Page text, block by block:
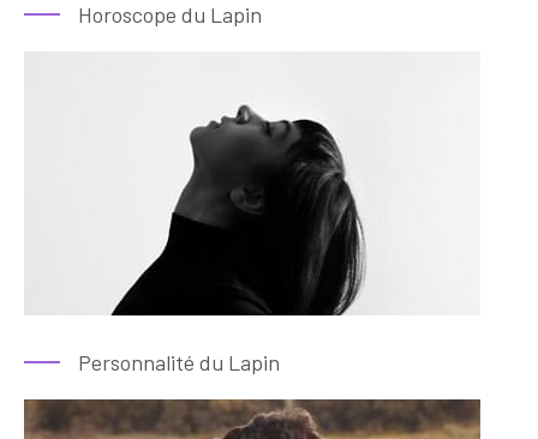
Horoscope du Lapin
Personnalité du Lapin